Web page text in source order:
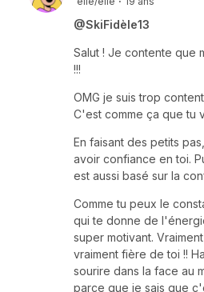
@SkiFidèle13
Salut ! Je contente que
!!!
OMG je suis trop
C'est comme ça que tu
En faisant des petits
avoir confiance en toi.
est aussi basé sur la
Comme tu peux le
qui te donne de
super motivant.
vraiment fière de toi !!
sourire dans la face au
parce que je sais que